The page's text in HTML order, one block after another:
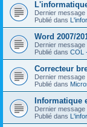
Dernier message
Publié dans
Word 2007/
Dernier message
Publié dans COL
Correcteur
Dernier message
Publié dans
Informatique
Dernier message
Publié dans